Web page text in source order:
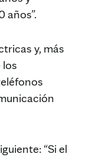
años”.
y, más
“Si el